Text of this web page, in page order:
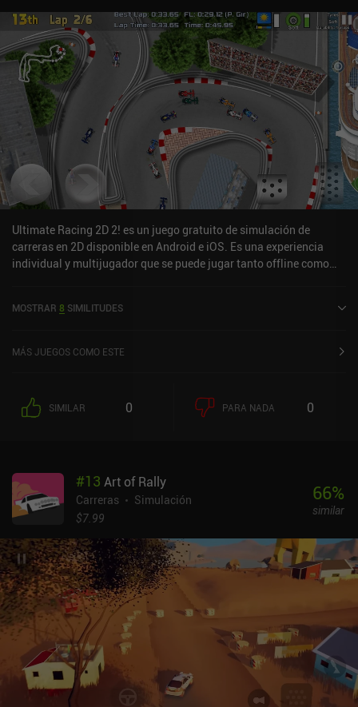
Ultimate Racing 2D 2! es un juego gratuito de simulación de
carreras en 2D disponible en Android e iOS. Es una experiencia
individual y multijugador que se puede jugar tanto offline como
de 2024 y tiene una valoración actual de 4,3 sobre 5,0 en Google
MOSTRAR 8 SIMILITUDES
MÁS JUEGOS COMO ESTE
SIMILAR 0 PARA NADA 0
#13 Art of Rally
Carreras
Simulación
$7.99
66%
similar